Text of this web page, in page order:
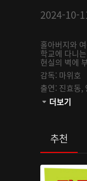
2024-10-
홀아버지와
학교에 다니
현실의 벽에
감독: 마위호
출연: 진효동,
관람등급:
더보기
추천